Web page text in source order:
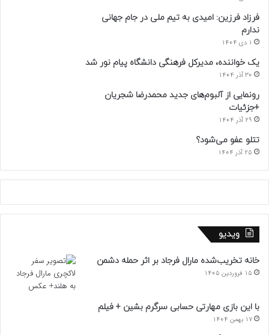
فرزاد فرزین: امیدی به تیم ملی در جام جهانی
ندارم
1 دی 1404
یک خواننده، مدیرکل فرهنگی دانشگاه پیام نور شد
30 آذر 1404
رونمایی از آلبوم‌های جدید محمدرضا شجریان
+جزئیات
29 آذر 1404
تتلو عفو می‌شود؟
25 آذر 1404
ویدیو
خانه تخریب‌شده مارال فرجاد بر اثر حمله دشمن
15 فروردین 1405
با این بازی مهارتی حسابی سرگرم بشین + فیلم
17 بهمن 1404